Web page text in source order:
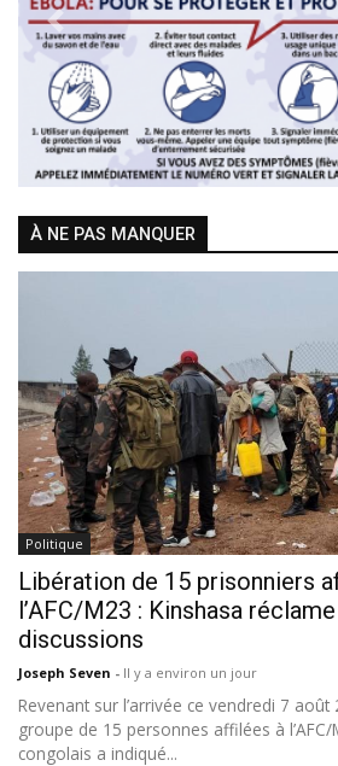
Previous
À NE PAS MANQUER
Politique
Libération de 15 prisonniers
l’AFC/M23 : Kinshasa
discussions
Joseph Seven - Il y a environ un jour
Revenant sur l’arrivée ce vendredi 7 août
groupe de 15 personnes affilées à
congolais a indiqué...